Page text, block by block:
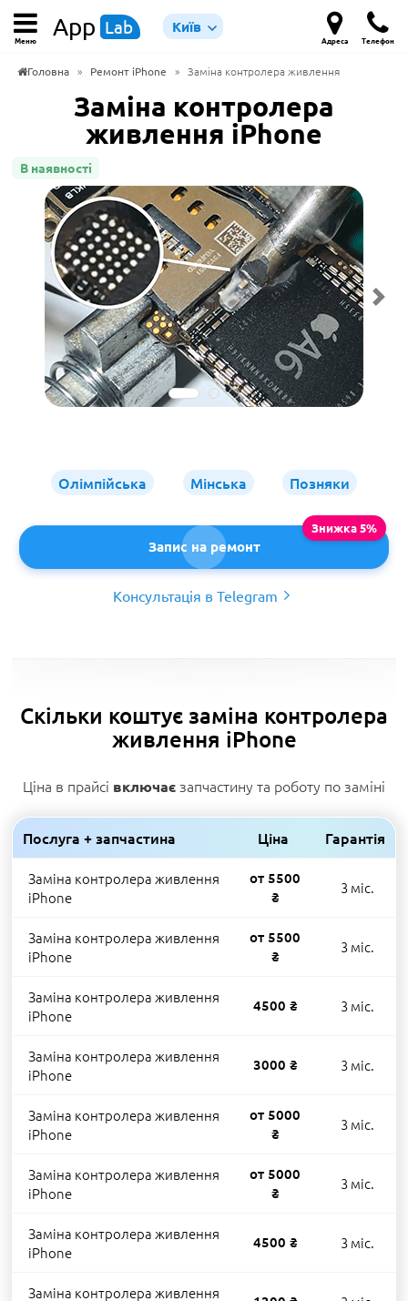
Меню App Lab Київ
Адреса Телефон
Головна » Ремонт iPhone » Заміна контролера живлення
Заміна контролера
живлення iPhone
В наявності
Олімпійська Мінська Позняки
Запис на ремонт
Консультація в Telegram
Скільки коштує заміна контролера
живлення iPhone
Ціна в прайсі включає запчастину та роботу по заміні
Послуга + запчастина Ціна Гарантія
Заміна контролера живлення
iPhone
от 5500
₴
3 міс.
Заміна контролера живлення
iPhone
от 5500
₴
3 міс.
Заміна контролера живлення
iPhone
4500 ₴ 3 міс.
Заміна контролера живлення
iPhone
3000 ₴ 3 міс.
Заміна контролера живлення
iPhone
от 5000
₴
3 міс.
Заміна контролера живлення
iPhone
от 5000
₴
3 міс.
Заміна контролера живлення
iPhone
4500 ₴ 3 міс.
Заміна контролера живлення